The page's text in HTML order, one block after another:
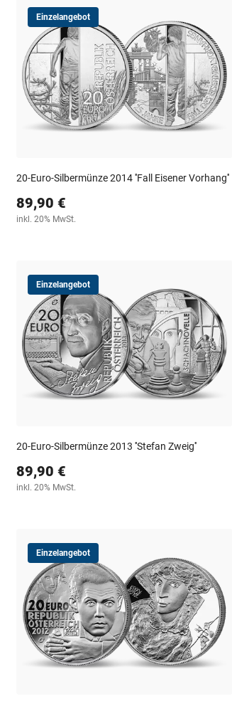
Einzelangebot
20-Euro-Silbermünze 2014 ''Fall Eisener Vorhang''
89,90 €
inkl. 20% MwSt.
Einzelangebot
20-Euro-Silbermünze 2013 ''Stefan Zweig''
89,90 €
inkl. 20% MwSt.
Einzelangebot